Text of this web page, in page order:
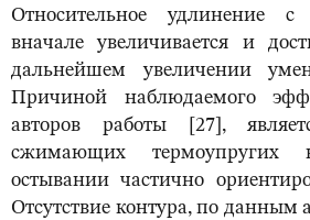
Относительное удлинение
вначале увеличивается и
дальнейшем увеличении
Причиной наблюдаемого
авторов работы [27],
сжимающих термоупругих
остывании частично
Отсутствие контура, по данным